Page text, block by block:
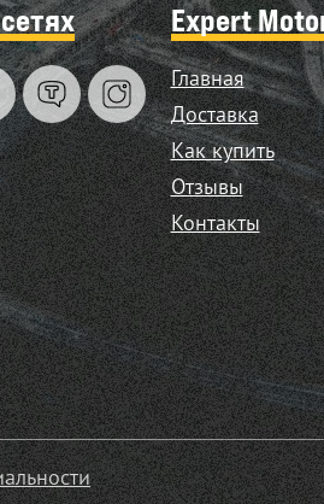
Expert
Главная
Доставка
Как купить
Отзывы
Контакты